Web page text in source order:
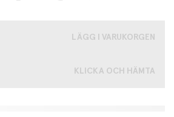
LÄGG I VARUKORGEN
KLICKA OCH HÄMTA